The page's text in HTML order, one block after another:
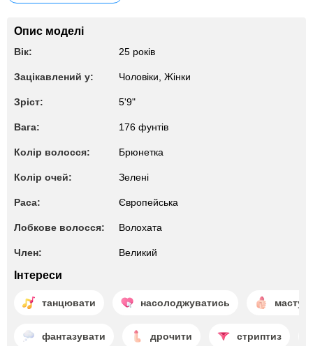
Опис моделі
Вік: 25 років
Зацікавлений у: Чоловіки, Жiнки
Зріст: 5'9"
Вага: 176 фунтів
Колір волосся: Брюнетка
Колір очей: Зелені
Раса: Європейська
Лобкове волосся: Волохата
Член: Великий
Інтереси
танцювати насолоджуватись
фантазувати дрочити стриптиз